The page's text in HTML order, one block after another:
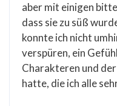
aber mit einigen
dass sie zu süß
konnte ich nicht
verspüren, ein
Charakteren und
hatte, die ich alle